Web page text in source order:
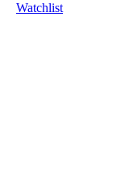
Watchlist